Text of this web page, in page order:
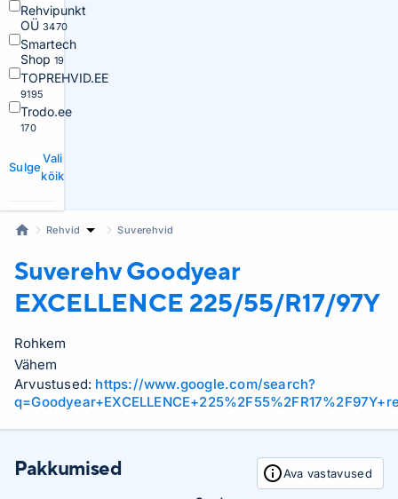
Rehvipunkt
OÜ 3470
Smartech
Shop 19
TOPREHVID.EE
9195
Trodo.ee
170
Sulge
Vali
kõik
Rehvid Suverehvid
Suverehv Goodyear
EXCELLENCE 225/55/R17/97Y
Rohkem
Vähem
Arvustused: https://www.google.com/search?
Pakkumised Ava vastavused